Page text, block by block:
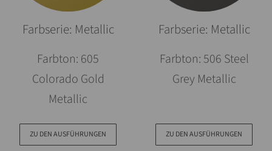
Farbserie: Metallic
Farbton: 605
Colorado Gold
Metallic
ZU DEN AUSFÜHRUNGEN
Farbserie: Metallic
Farbton: 506 Steel
Grey Metallic
ZU DEN AUSFÜHRUNGEN